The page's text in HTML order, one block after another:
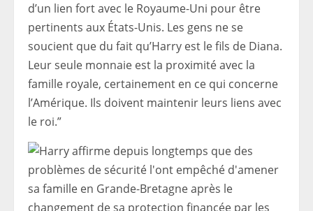
d’un lien fort avec le Royaume-Uni pour être
pertinents aux États-Unis. Les gens ne se
soucient que du fait qu’Harry est le fils de Diana.
Leur seule monnaie est la proximité avec la
famille royale, certainement en ce qui concerne
l’Amérique. Ils doivent maintenir leurs liens avec
le roi.”